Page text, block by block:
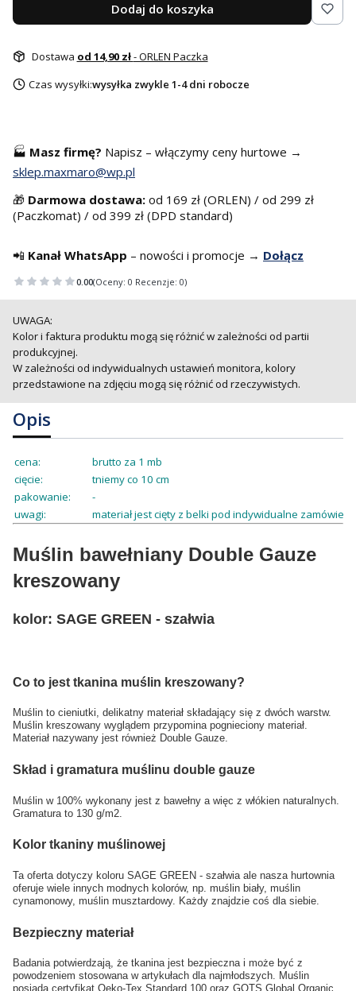
Dodaj do koszyka
Dostawa od 14,90 zł- ORLEN Paczka
Czas wysyłki:wysyłka zwykle 1-4 dni robocze
🏭 Masz firmę? Napisz – włączymy ceny hurtowe →
sklep.maxmaro@wp.pl
🎁 Darmowa dostawa: od 169 zł (ORLEN) / od 299 zł
(Paczkomat) / od 399 zł (DPD standard)
📲 Kanał WhatsApp – nowości i promocje → Dołącz
0.00(Oceny: 0 Recenzje: 0)
UWAGA:
Kolor i faktura produktu mogą się różnić w zależności od partii
produkcyjnej.
W zależności od indywidualnych ustawień monitora, kolory
przedstawione na zdjęciu mogą się różnić od rzeczywistych.
Opis
cena:
brutto za 1 mb
cięcie:
tniemy co 10 cm
pakowanie:
-
uwagi:
materiał jest cięty z belki pod indywidualne
Muślin bawełniany Double Gauze
kreszowany
kolor: SAGE GREEN - szałwia
Co to jest tkanina muślin kreszowany?
Muślin to cieniutki, delikatny materiał składający się z dwóch warstw.
Muślin kreszowany wyglądem przypomina pognieciony materiał.
Materiał nazywany jest również Double Gauze.
Skład i gramatura muślinu double gauze
Muślin w 100% wykonany jest z bawełny a więc z włókien naturalnych.
Gramatura to 130 g/m2.
Kolor tkaniny muślinowej
Ta oferta dotyczy koloru SAGE GREEN - szałwia ale nasza hurtownia
oferuje wiele innych modnych kolorów, np. muślin biały, muślin
cynamonowy, muślin musztardowy. Każdy znajdzie coś dla siebie.
Bezpieczny materiał
Badania potwierdzają, że tkanina jest bezpieczna i może być z
powodzeniem stosowana w artykułach dla najmłodszych. Muślin
posiada certyfikat Oeko-Tex Standard 100 oraz GOTS Global Organic